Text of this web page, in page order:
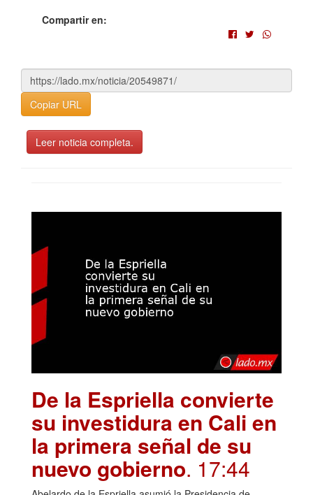
Compartir en:
Copiar URL
Leer noticia completa.
De la Espriella convierte
su investidura en Cali en
la primera señal de su
nuevo gobierno. 17:44